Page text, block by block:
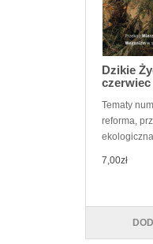
Dzikie
Tematy
reforma,
7,00zł